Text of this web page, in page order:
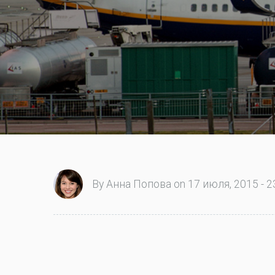
By Анна Попова on 17 июля, 2015 -